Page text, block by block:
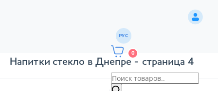
РУС
0
Напитки стекло в Днепре - страница 4